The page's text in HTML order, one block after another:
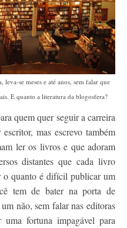
se meses e até anos, sem falar que
E quanto a literatura da blogosfera?
quem quer seguir a carreira
mas escrevo também
ler os livros e que adoram
distantes que cada livro
o quanto é difícil publicar um
tem de bater na porta de
não, sem falar nas editoras
fortuna impagável para